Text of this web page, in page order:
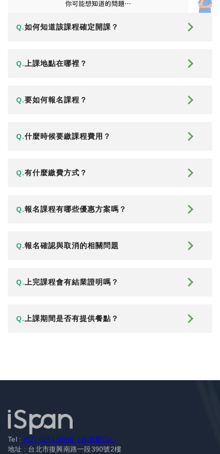
Q.如何知道該課程確定開課？
Q. 上課地點在哪裡？
Q.要如何報名課程？
Q.什麼時候要繳課程費用？
Q.有什麼繳費方式？
Q.報名課程有哪些優惠方案嗎？
Q.報名確認與取消的相關問題
Q. 上完課程會有結業證明嗎？
Q. 上課期間是否有提供餐點？
Tel : (02) 6631-6588（台北窗口）
地址 : 台北市復興南路一段390號2樓